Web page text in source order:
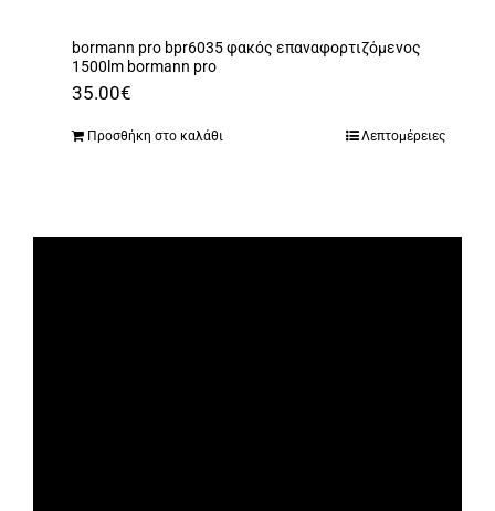
bormann pro bpr6035 φακός επαναφορτιζόμενος
1500lm bormann pro
35.00€
Προσθήκη στο καλάθι Λεπτομέρειες